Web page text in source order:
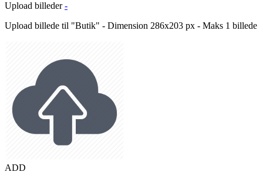
Upload billeder -
Upload billede til "Butik" - Dimension 286x203 px - Maks 1 billede
ADD